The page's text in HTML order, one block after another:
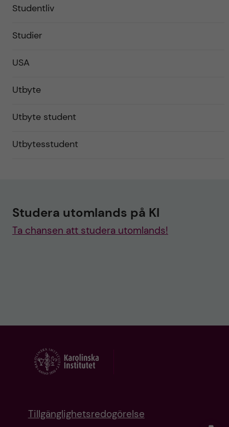
Studentliv
Studier
USA
Utbyte
Utbyte student
Utbytesstudent
Studera utomlands på KI
Ta chansen att studera utomlands!
Tillgänglighetsredogörelse